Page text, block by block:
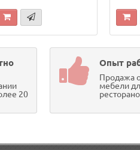
20
Опыт
Продажа
мебели